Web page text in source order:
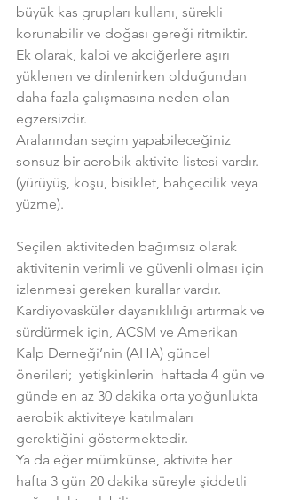
büyük kas grupları kullanı, sürekli
korunabilir ve doğası gereği ritmiktir.
Ek olarak, kalbi ve akciğerlere aşırı
yüklenen ve dinlenirken olduğundan
daha fazla çalışmasına neden olan
egzersizdir.
Aralarından seçim yapabileceğiniz
sonsuz bir aerobik aktivite listesi vardır.
(yürüyüş, koşu, bisiklet, bahçecilik veya
yüzme).
Seçilen aktiviteden bağımsız olarak
aktivitenin verimli ve güvenli olması için
izlenmesi gereken kurallar vardır.
Kardiyovasküler dayanıklılığı artırmak ve
sürdürmek için, ACSM ve Amerikan
Kalp Derneği’nin (AHA) güncel
önerileri;  yetişkinlerin  haftada 4 gün ve
günde en az 30 dakika orta yoğunlukta
aerobik aktiviteye katılmaları
gerektiğini göstermektedir.
Ya da eğer mümkünse, aktivite her
hafta 3 gün 20 dakika süreyle şiddetli